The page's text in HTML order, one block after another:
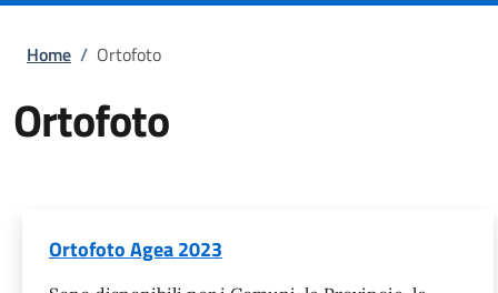
Briciole di pane
Home / Ortofoto
Ortofoto
Ortofoto Agea 2023